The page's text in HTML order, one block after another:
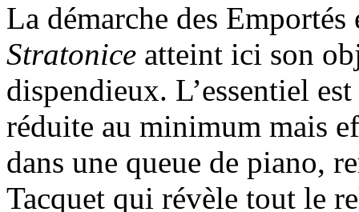
La démarche des
Stratonice atteint ici son
dispendieux. L’essentiel
réduite au minimum mais
dans une queue de piano,
Tacquet qui révèle tout le